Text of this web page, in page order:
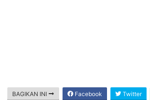
BAGIKAN INI Facebook Twitter